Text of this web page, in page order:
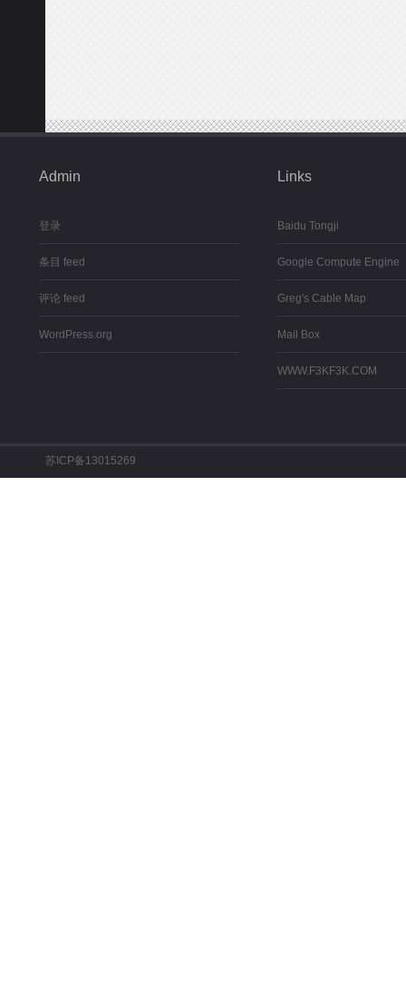
Admin
登录
条目 feed
评论 feed
WordPress.org
Links
Baidu Tongji
Google Compute Engine
Greg's Cable Map
Mail Box
WWW.F3KF3K.COM
苏ICP备13015269